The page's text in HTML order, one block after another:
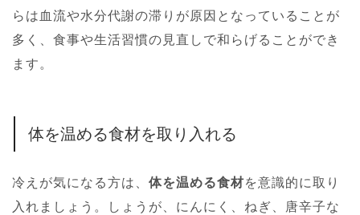
らは血流や水分代謝の滞りが原因となっていることが
多く、食事や生活習慣の見直しで和らげることができ
ます。
体を温める食材を取り入れる
冷えが気になる方は、 体を温める食材を意識的に取り
入れましょう。しょうが、にんにく、ねぎ、唐辛子な